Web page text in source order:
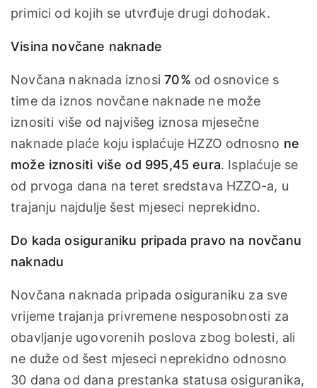
primici od kojih se utvrđuje drugi dohodak.
Visina novčane naknade
Novčana naknada iznosi70% od osnovice s
time da iznos novčane naknade ne može
iznositi više od najvišeg iznosa mjesečne
naknade plaće koju isplaćuje HZZO odnosno ne
može iznositi više od 995,45 eura. Isplaćuje se
od prvoga dana na teret sredstava HZZO-a, u
trajanju najdulje šest mjeseci neprekidno.
Do kada osiguraniku pripada pravo na novčanu
naknadu
Novčana naknada pripada osiguraniku za sve
vrijeme trajanja privremene nesposobnosti za
obavljanje ugovorenih poslova zbog bolesti, ali
ne duže od šest mjeseci neprekidno odnosno
30 dana od dana prestanka statusa osiguranika,